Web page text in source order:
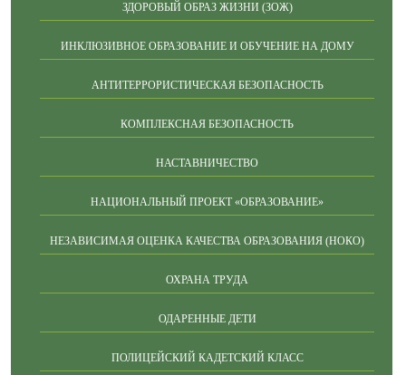
ЗДОРОВЫЙ ОБРАЗ ЖИЗНИ (ЗОЖ)
ИНКЛЮЗИВНОЕ ОБРАЗОВАНИЕ И ОБУЧЕНИЕ НА ДОМУ
АНТИТЕРРОРИСТИЧЕСКАЯ БЕЗОПАСНОСТЬ
КОМПЛЕКСНАЯ БЕЗОПАСНОСТЬ
НАСТАВНИЧЕСТВО
НАЦИОНАЛЬНЫЙ ПРОЕКТ «ОБРАЗОВАНИЕ»
НЕЗАВИСИМАЯ ОЦЕНКА КАЧЕСТВА ОБРАЗОВАНИЯ (НОКО)
ОХРАНА ТРУДА
ОДАРЕННЫЕ ДЕТИ
ПОЛИЦЕЙСКИЙ КАДЕТСКИЙ КЛАСС